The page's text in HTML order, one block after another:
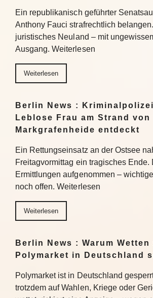
Ein republikanisch geführter
Anthony Fauci strafrechtlich
juristisches Neuland – mit
Ausgang. Weiterlesen
Weiterlesen
Berlin News :
Leblose Frau am Strand von
Markgrafenheide entdeckt
Ein Rettungseinsatz an der Ostsee
Freitagvormittag ein tragisches Ende.
Ermittlungen aufgenommen –
noch offen. Weiterlesen
Weiterlesen
Berlin News : Warum Wetten
Polymarket in Deutschland
Polymarket ist in Deutschland
trotzdem auf Wahlen, Kriege oder